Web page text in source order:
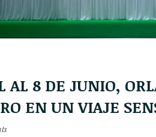
AL 8 DE JUNIO,
EN UN VIAJE